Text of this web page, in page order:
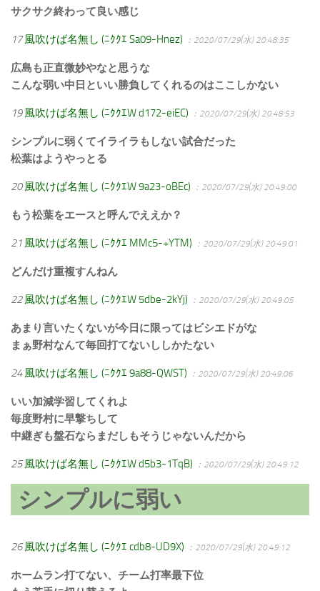
サクサク終わって良い感じ
17 風吹けば名無し (ﾆｸｸｴ Sa09-Hnez) ：2020/07/29(水) 20:48:35
広島も正直微妙やなと思うな
こんな弱い中日といい勝負してくれるのはここしかない
19 風吹けば名無し (ﾆｸｸｴW d172-eiEC) ：2020/07/29(水) 20:48:53
シンプルに弱くてイライラもしない試合だった
松葉はようやっとる
20 風吹けば名無し (ﾆｸｸｴW 9a23-oBEc) ：2020/07/29(水) 20:49:00
もう松葉をエースと呼んでええか？
21 風吹けば名無し (ﾆｸｸｴ MMc5-+YTM) ：2020/07/29(水) 20:49:01
どんだけ重複すんねん
22 風吹けば名無し (ﾆｸｸｴW 5dbe-2kYj) ：2020/07/29(水) 20:49:05
あまり言いたくないが今日に限ってはビシエドがな
まぁ野村なんて毎回打てないししかたない
24 風吹けば名無し (ﾆｸｸｴ 9a88-QWST) ：2020/07/29(水) 20:49:06
いい加減学習してくれよ
毎度野村に早撃ちして
中継ぎも盤石ならまだしもそうじゃないんだから
25 風吹けば名無し (ﾆｸｸｴW d5b3-1TqB) ：2020/07/29(水) 20:49:12
シンプルに弱い
26 風吹けば名無し (ﾆｸｸｴ cdb8-UD9X) ：2020/07/29(水) 20:49:12
ホームラン打てない、チーム打率最下位